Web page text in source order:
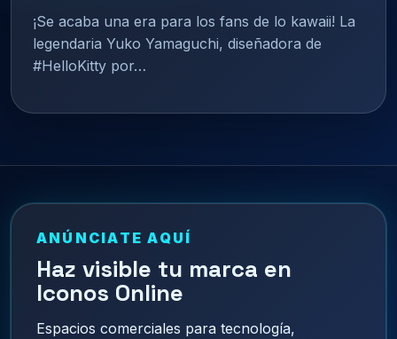
¡Se acaba una era para los fans de lo kawaii! La
legendaria Yuko Yamaguchi, diseñadora de
#HelloKitty por…
ANÚNCIATE AQUÍ
Haz visible tu marca en
Iconos Online
Espacios comerciales para tecnología,